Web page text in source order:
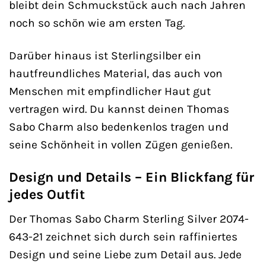
bleibt dein Schmuckstück auch nach Jahren
noch so schön wie am ersten Tag.
Darüber hinaus ist Sterlingsilber ein
hautfreundliches Material, das auch von
Menschen mit empfindlicher Haut gut
vertragen wird. Du kannst deinen Thomas
Sabo Charm also bedenkenlos tragen und
seine Schönheit in vollen Zügen genießen.
Design und Details – Ein Blickfang für
jedes Outfit
Der Thomas Sabo Charm Sterling Silver 2074-
643-21 zeichnet sich durch sein raffiniertes
Design und seine Liebe zum Detail aus. Jede